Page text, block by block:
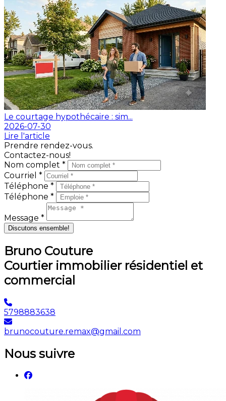
Le courtage hypothécaire : sim...
2026-07-30
Lire l'article
Prendre rendez-vous.
Contactez-nous!
Nom complet *
Courriel *
Téléphone *
Téléphone *
Message *
Discutons ensemble!
Bruno Couture
Courtier immobilier résidentiel et
commercial
5798883638
brunocouture.remax@gmail.com
Nous suivre